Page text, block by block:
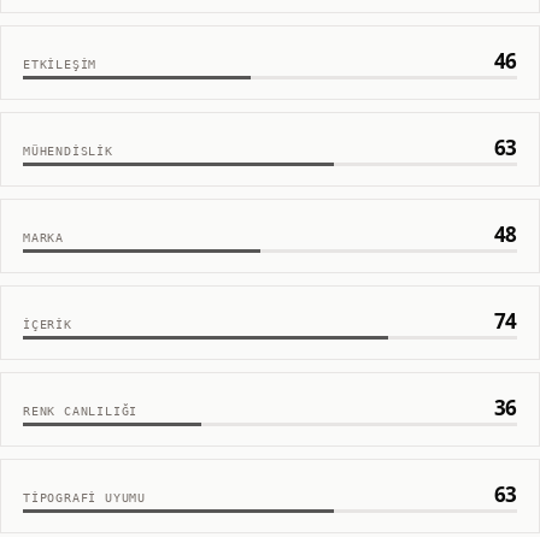
ETKILEŞIM 46
MÜHENDISLIK 63
MARKA 48
İÇERIK 74
RENK CANLILIĞI 36
TIPOGRAFI UYUMU 63